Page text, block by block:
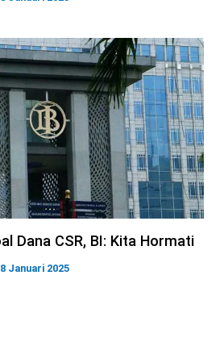
Dana CSR, BI: Kita Hormati
8 Januari 2025